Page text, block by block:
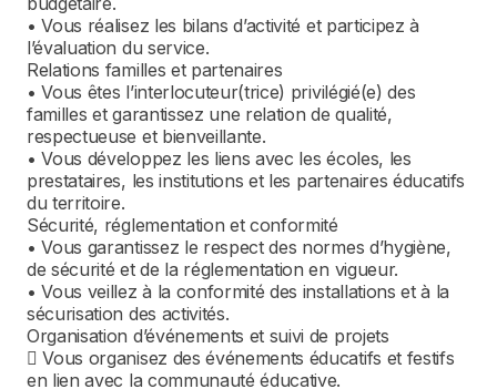
• Vous réalisez les bilans d’activité et participez à
l’évaluation du service.
Relations familles et partenaires
• Vous êtes l’interlocuteur(trice) privilégié(e) des
familles et garantissez une relation de qualité,
respectueuse et bienveillante.
• Vous développez les liens avec les écoles, les
prestataires, les institutions et les partenaires éducatifs
du territoire.
Sécurité, réglementation et conformité
• Vous garantissez le respect des normes d’hygiène,
de sécurité et de la réglementation en vigueur.
• Vous veillez à la conformité des installations et à la
sécurisation des activités.
Organisation d’événements et suivi de projets
 Vous organisez des événements éducatifs et festifs
en lien avec la communauté éducative.